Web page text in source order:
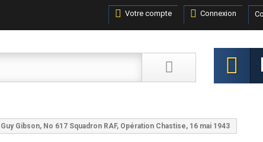
Connexion
Votre compte
Gibson, No 617 Squadron RAF, Opération Chastise, 16 mai 1943